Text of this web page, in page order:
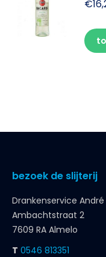
€
bezoek de slijterij
Drankenservice André
Ambachtstraat 2
7609 RA Almelo
T 0546 813351